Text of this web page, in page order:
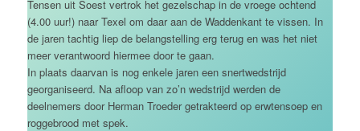
Tensen uit Soest vertrok het gezelschap in de vroege ochtend
(4.00 uur!) naar Texel om daar aan de Waddenkant te vissen. In
de jaren tachtig liep de belangstelling erg terug en was het niet
meer verantwoord hiermee door te gaan.
In plaats daarvan is nog enkele jaren een snertwedstrijd
georganiseerd. Na afloop van zo’n wedstrijd werden de
deelnemers door Herman Troeder getrakteerd op erwtensoep en
roggebrood met spek.